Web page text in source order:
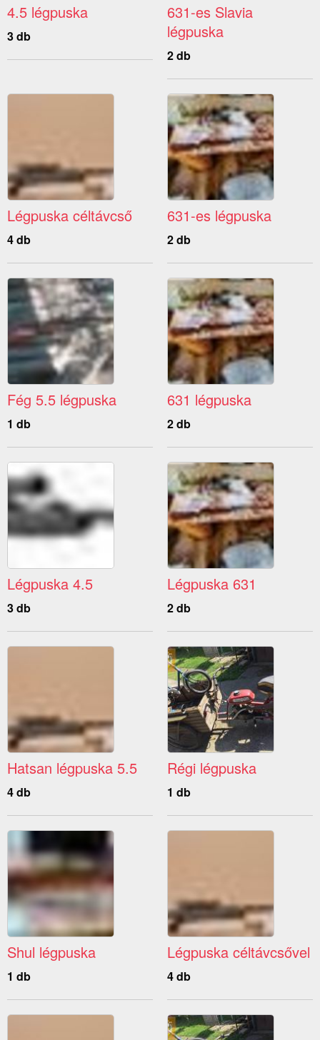
4.5 légpuska
3 db
631-es Slavia
légpuska
2 db
Légpuska céltávcső
4 db
631-es légpuska
2 db
Fég 5.5 légpuska
1 db
631 légpuska
2 db
Légpuska 4.5
3 db
Légpuska 631
2 db
Hatsan légpuska 5.5
4 db
Régi légpuska
1 db
Shul légpuska
1 db
Légpuska céltávcsővel
4 db